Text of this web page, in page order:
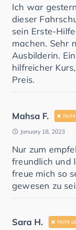
Ich war
dieser
sein Erste-
machen. Sehr
Ausbilderin.
hilfreicher
Preis.
Mahsa F.
January 18, 2023
Nur zum
freundlich und
freue mich so
gewesen zu
Sara H. Nicht